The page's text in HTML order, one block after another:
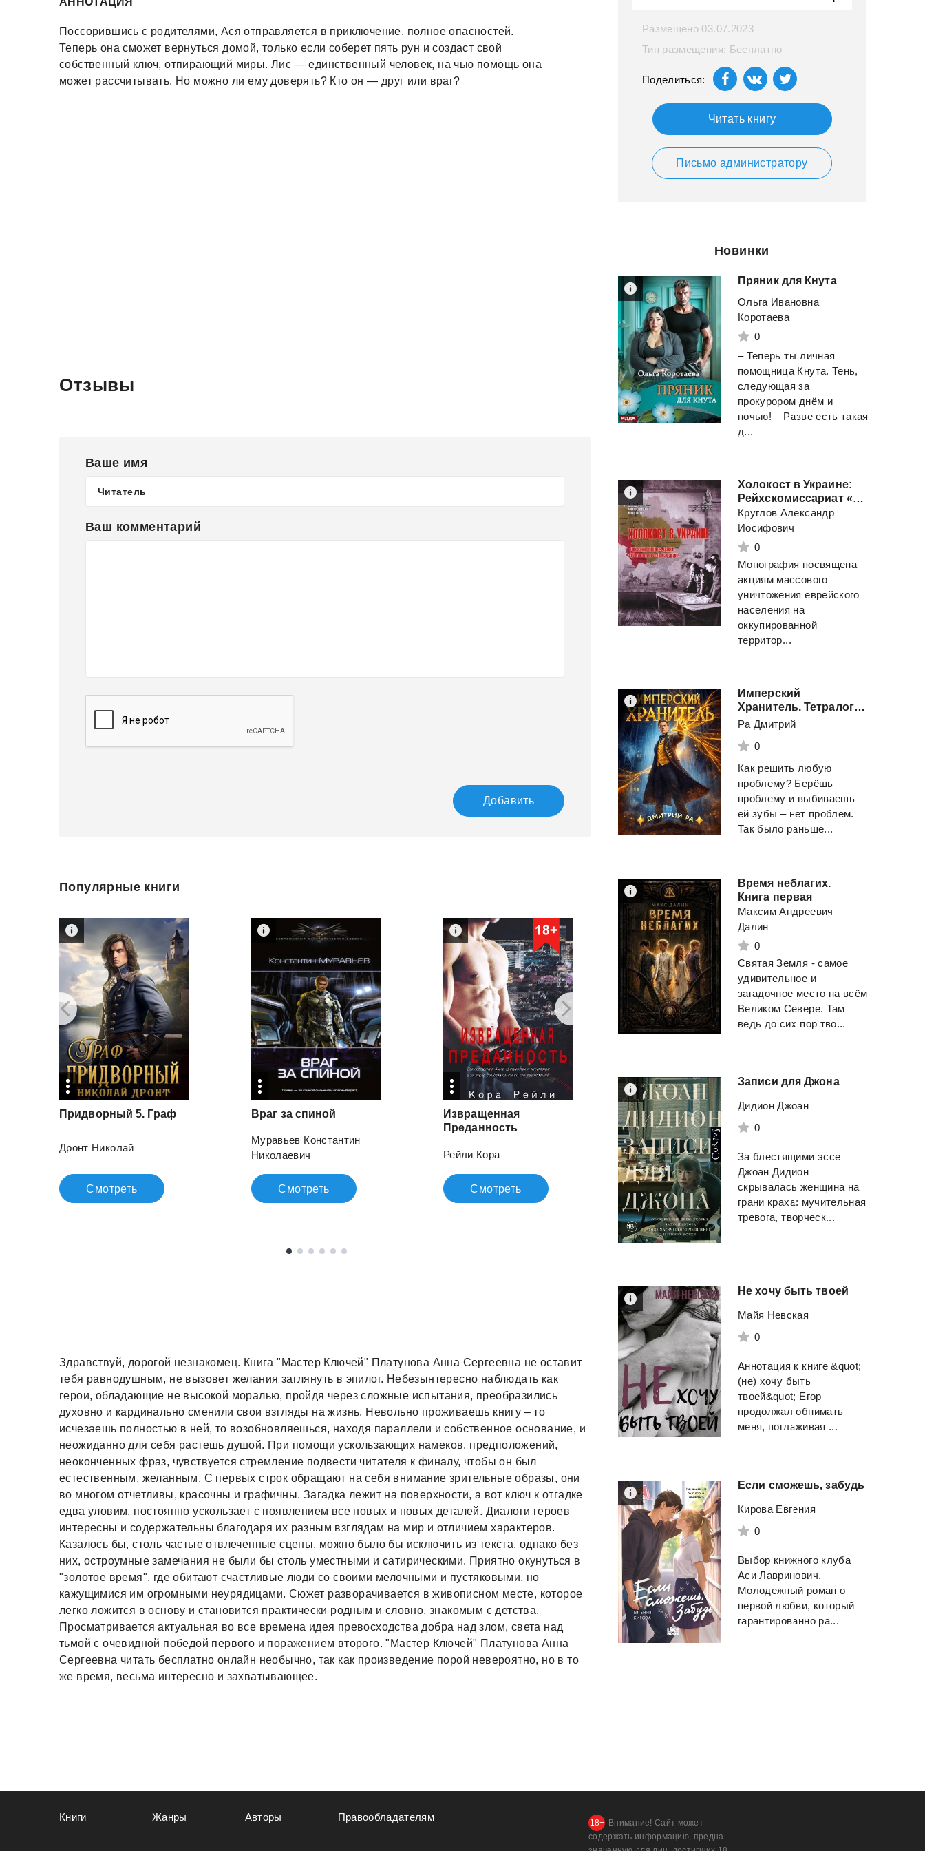
Поссорившись с родителями, Ася отправляется в приключение, полное опасностей.
Теперь она сможет вернуться домой, только если соберет пять рун и создаст свой
собственный ключ, отпирающий миры. Лис — единственный человек, на чью помощь она
может рассчитывать. Но можно ли ему доверять? Кто он — друг или враг?
Отзывы
Ваше имя
Ваш комментарий
Добавить
Популярные книги
Придворный 5. Граф
Дронт Николай
Смотреть
Враг за спиной
Муравьев Константин
Николаевич
Смотреть
Извращенная
Преданность
Рейли Кора
Смотреть
Библия бармена. Всё о
напитках. Барная культура. Коктейльная революция
Евсевский Федор
Смотреть
Атаманов Михаил
Смотреть
Здравствуй, дорогой незнакомец. Книга "Мастер Ключей" Платунова Анна Сергеевна не оставит
тебя равнодушным, не вызовет желания заглянуть в эпилог. Небезынтересно наблюдать как
герои, обладающие не высокой моралью, пройдя через сложные испытания, преобразились
духовно и кардинально сменили свои взгляды на жизнь. Невольно проживаешь книгу – то
исчезаешь полностью в ней, то возобновляешься, находя параллели и собственное основание, и
неожиданно для себя растешь душой. При помощи ускользающих намеков, предположений,
неоконченных фраз, чувствуется стремление подвести читателя к финалу, чтобы он был
естественным, желанным. С первых строк обращают на себя внимание зрительные образы, они
во многом отчетливы, красочны и графичны. Загадка лежит на поверхности, а вот ключ к отгадке
едва уловим, постоянно ускользает с появлением все новых и новых деталей. Диалоги героев
интересны и содержательны благодаря их разным взглядам на мир и отличием характеров.
Казалось бы, столь частые отвлеченные сцены, можно было бы исключить из текста, однако без
них, остроумные замечания не были бы столь уместными и сатирическими. Приятно окунуться в
"золотое время", где обитают счастливые люди со своими мелочными и пустяковыми, но
кажущимися им огромными неурядицами. Сюжет разворачивается в живописном месте, которое
легко ложится в основу и становится практически родным и словно, знакомым с детства.
Просматривается актуальная во все времена идея превосходства добра над злом, света над
тьмой с очевидной победой первого и поражением второго. "Мастер Ключей" Платунова Анна
Сергеевна читать бесплатно онлайн необычно, так как произведение порой невероятно, но в то
же время, весьма интересно и захватывающее.
Размещено 03.07.2023
Тип размещения: Бесплатно
Поделиться:
Читать книгу
Письмо администратору
Новинки
Пряник для Кнута
Ольга Ивановна
Коротаева
0
– Теперь ты личная
помощница Кнута. Тень,
следующая за
прокурором днём и
ночью! – Разве есть такая
д...
Холокост в Украине:
Рейхскомиссариат «Украина», Губернаторство «Транснистрия»: монография.
Круглов Александр
Иосифович
0
Монография посвящена
акциям массового
уничтожения еврейского
населения на
оккупированной
территор...
Имперский
Хранитель. Тетралогия
Ра Дмитрий
0
Как решить любую
проблему? Берёшь
проблему и выбиваешь
ей зубы – нет проблем.
Так было раньше...
Время неблагих.
Книга первая
Максим Андреевич
Далин
0
Святая Земля - самое
удивительное и
загадочное место на всём
Великом Севере. Там
ведь до сих пор тво...
Записи для Джона
Дидион Джоан
0
За блестящими эссе
Джоан Дидион
скрывалась женщина на
грани краха: мучительная
тревога, творческ...
Не хочу быть твоей
Майя Невская
0
Аннотация к книге &quot;
(не) хочу быть
твоей&quot; Егор
продолжал обнимать
меня, поглаживая ...
Если сможешь, забудь
Кирова Евгения
0
Выбор книжного клуба
Аси Лавринович.
Молодежный роман о
первой любви, который
гарантированно ра...
Книги Жанры Авторы Правообладателям
Внимание! Сайт может
содержать информацию, предна­